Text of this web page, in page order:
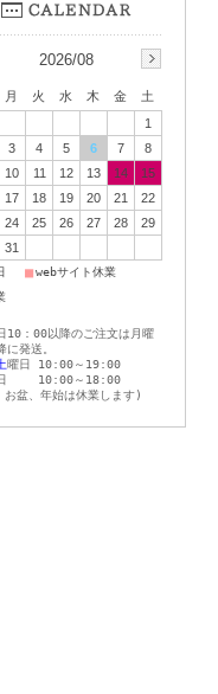
2026/08
月 火 水 木 金
土
1
3 4 5 6 7
8
10 11 12 13 14
15
17 18 19 20 21
22
24 25 26 27 28
29
31
■webサイト休業
10：00以降のご注文は月曜
に発送。
曜日 10:00～19:00
10:00～18:00
お盆、年始は休業します)